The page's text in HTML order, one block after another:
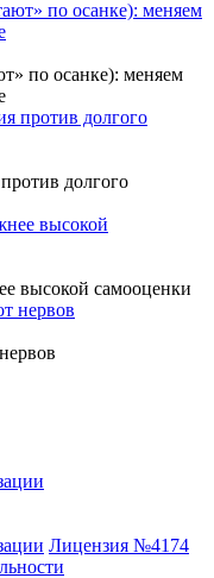
по осанке): меняем
долгого
высокой самооценки
Лицензия №4174